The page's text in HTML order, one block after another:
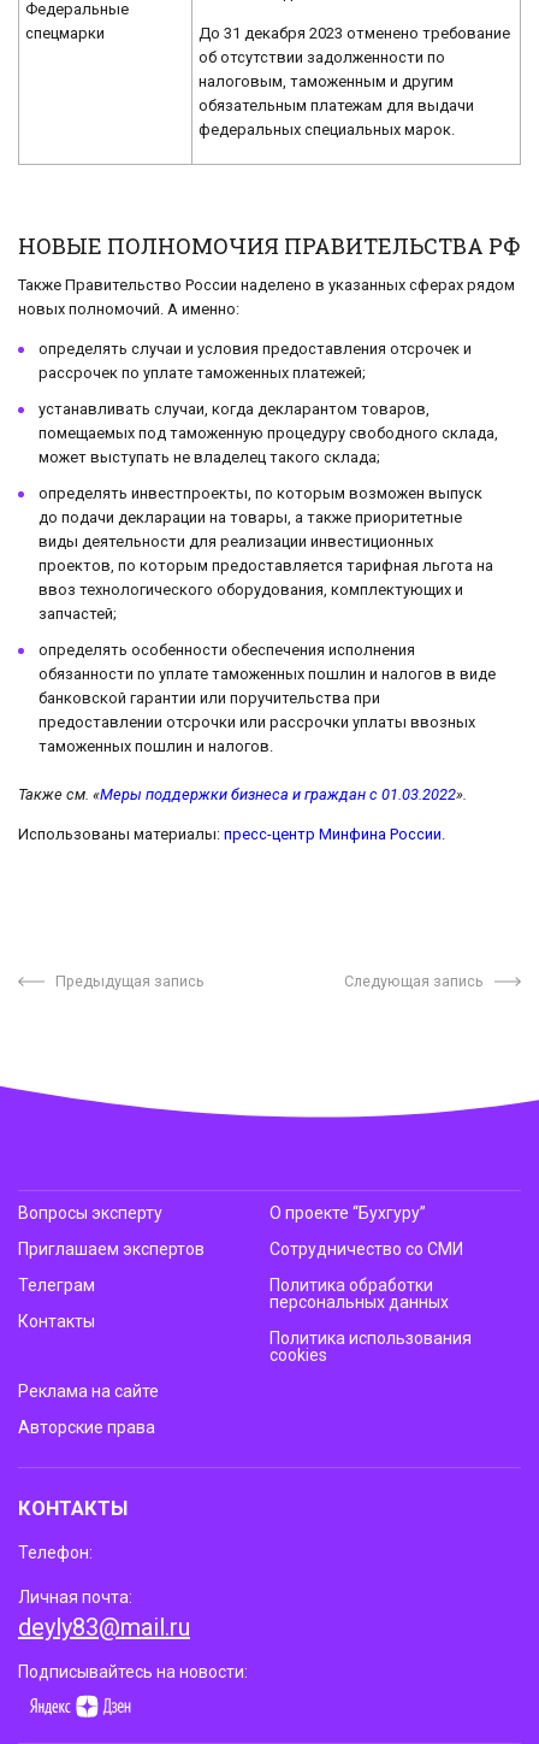
Федеральные
спецмарки
До 31 декабря 2023 отменено требование
об отсутствии задолженности по
налоговым, таможенным и другим
обязательным платежам для выдачи
федеральных специальных марок.
НОВЫЕ ПОЛНОМОЧИЯ ПРАВИТЕЛЬСТВА РФ
Также Правительство России наделено в указанных сферах рядом
новых полномочий. А именно:
определять случаи и условия предоставления отсрочек и
рассрочек по уплате таможенных платежей;
устанавливать случаи, когда декларантом товаров,
помещаемых под таможенную процедуру свободного склада,
может выступать не владелец такого склада;
определять инвестпроекты, по которым возможен выпуск
до подачи декларации на товары, а также приоритетные
виды деятельности для реализации инвестиционных
проектов, по которым предоставляется тарифная льгота на
ввоз технологического оборудования, комплектующих и
запчастей;
определять особенности обеспечения исполнения
обязанности по уплате таможенных пошлин и налогов в виде
банковской гарантии или поручительства при
предоставлении отсрочки или рассрочки уплаты ввозных
таможенных пошлин и налогов.
Также см. «Меры поддержки бизнеса и граждан с 01.03.2022».
Использованы материалы: пресс-центр Минфина России.
Предыдущая запись Следующая запись
Вопросы эксперту
Приглашаем экспертов
Телеграм
Контакты
О проекте “Бухгуру”
Сотрудничество со СМИ
Политика обработки
персональных данных
Политика использования
cookies
Реклама на сайте
Авторские права
КОНТАКТЫ
Телефон:
Личная почта:
deyly83@mail.ru
Подписывайтесь на новости: